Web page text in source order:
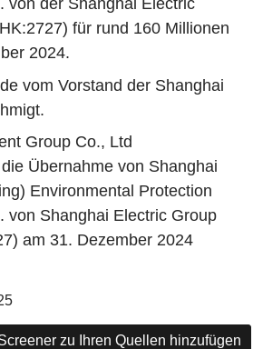
von der Shanghai Electric
für rund 160 Millionen
2024.
vom Vorstand der Shanghai
Group Co., Ltd
Übernahme von Shanghai
Environmental Protection
von Shanghai Electric Group
am 31. Dezember 2024
zu Ihren Quellen hinzufügen